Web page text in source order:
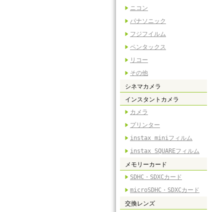
ニコン
パナソニック
フジフイルム
ペンタックス
リコー
その他
シネマカメラ
インスタントカメラ
カメラ
プリンター
instax miniフィルム
instax SQUAREフィルム
メモリーカード
SDHC・SDXCカード
microSDHC・SDXCカード
交換レンズ